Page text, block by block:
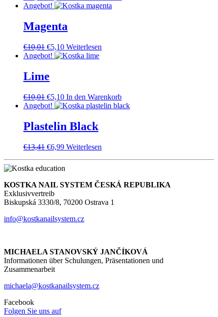
Preis
€10,01
Preis
Angebot!
Magenta
€10,01 Ursprünglicher
Preis
€5,10Aktueller
Preis
Weiterlesen
Angebot!
Lime
€10,01 Ursprünglicher
Preis
€10,01
€5,10Aktueller
Preis
€5,10.
In den Warenkorb
Angebot!
Plastelin Black
€13,41 Ursprünglicher
war:
€13,41
€6,99Aktueller
€6,99.
Weiterlesen
KOSTKA NAIL SYSTEM ČESKÁ REPUBLIKA
Exklusivvertreib
Biskupská 3330/8, 70200 Ostrava 1
info@kostkanailsystem.cz
MICHAELA STANOVSKÝ JANČÍKOVÁ
Informationen über Schulungen, Präsentationen und
Zusammenarbeit
michaela@kostkanailsystem.cz
Facebook
Folgen Sie uns auf